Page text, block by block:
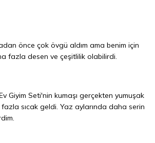
önce çok övgü aldım ama benim için
fazla desen ve çeşitlilik olabilirdi.
Giyim Seti'nin kumaşı gerçekten yumuşak
sıcak geldi. Yaz aylarında daha serin